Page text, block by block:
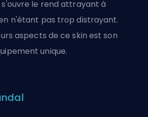
le rend attrayant à
n'étant pas trop distrayant.
aspects de ce skin est son
unique.